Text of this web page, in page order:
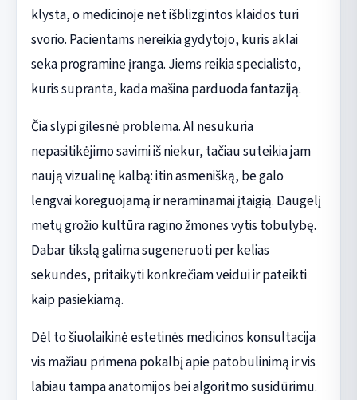
klysta, o medicinoje net išblizgintos klaidos turi
svorio. Pacientams nereikia gydytojo, kuris aklai
seka programine įranga. Jiems reikia specialisto,
kuris supranta, kada mašina parduoda fantaziją.
Čia slypi gilesnė problema. AI nesukuria
nepasitikėjimo savimi iš niekur, tačiau suteikia jam
naują vizualinę kalbą: itin asmenišką, be galo
lengvai koreguojamą ir neraminamai įtaigią. Daugelį
metų grožio kultūra ragino žmones vytis tobulybę.
Dabar tikslą galima sugeneruoti per kelias
sekundes, pritaikyti konkrečiam veidui ir pateikti
kaip pasiekiamą.
Dėl to šiuolaikinė estetinės medicinos konsultacija
vis mažiau primena pokalbį apie patobulinimą ir vis
labiau tampa anatomijos bei algoritmo susidūrimu.